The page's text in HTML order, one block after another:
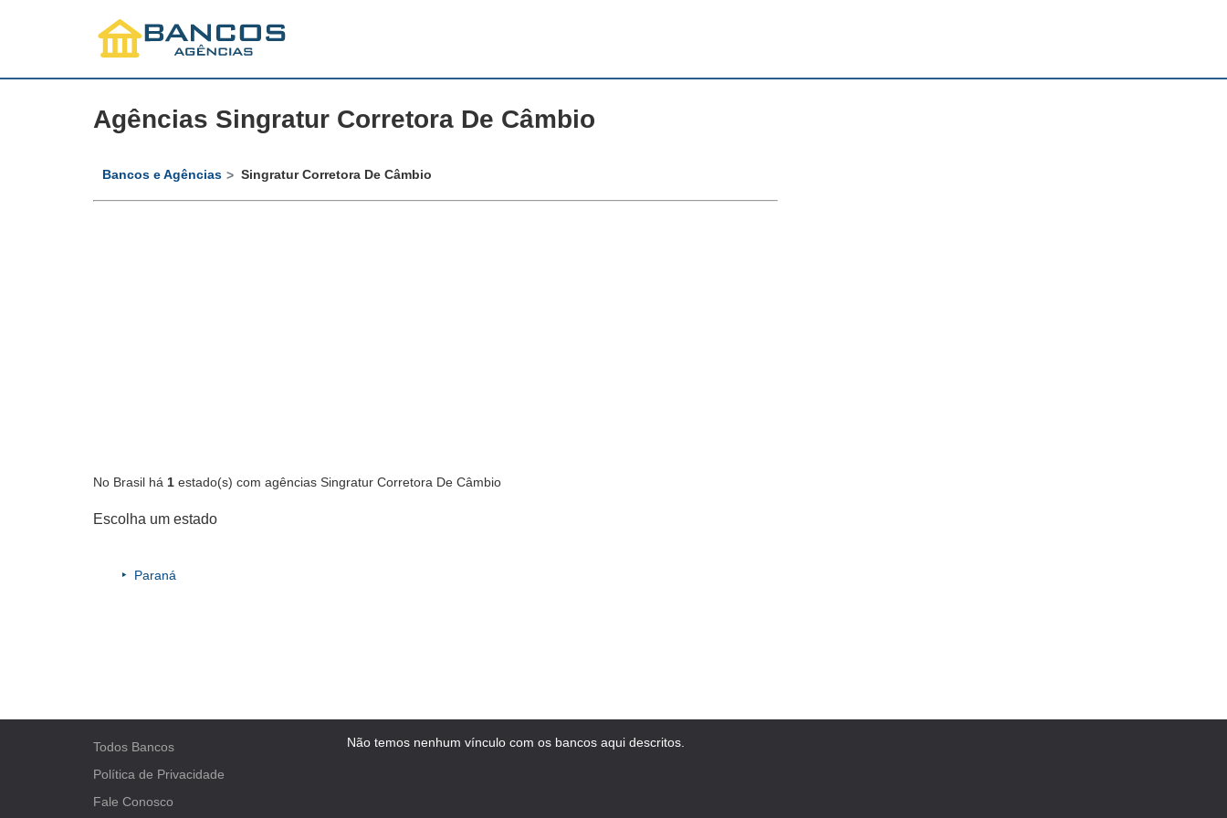
Agências Singratur Corretora De Câmbio
Bancos e Agências Singratur Corretora De Câmbio
No Brasil há 1 estado(s) com agências Singratur Corretora De Câmbio
Escolha um estado
Paraná
Todos Bancos
Política de Privacidade
Fale Conosco
Não temos nenhum vínculo com os bancos aqui descritos.